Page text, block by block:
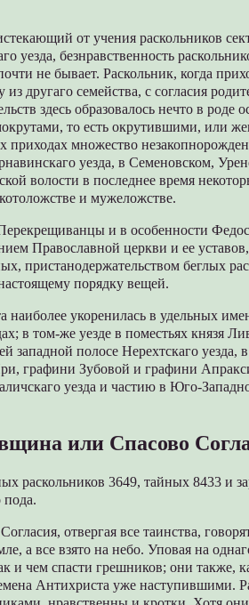
от учения раскольников
уезда, безнравственность
не бывает. Раскольник, когда
из другаго семейства, с согласия
здесь образовалось нечто в роде
то есть окрутившими, или
приходах множество
уезда, в Семеновском,
волости в последнее время
и мужеложстве.
и в особенности
Православной церкви и ее
пристанодержательством беглых
порядку вещей.
наиболее укоренилась в удельных
в том-же уезде в поместьях князя
западной полосе Нерехтскаго уезда,
графини Зубовой и графини
уезда и частию в Юго-
или Спасово
раскольников 3649, тайных 8433 и
отвергая все таинства,
а все взято на небо. Уповая на
и чем спасти грешников; они также,
Антихриста уже наступившими.